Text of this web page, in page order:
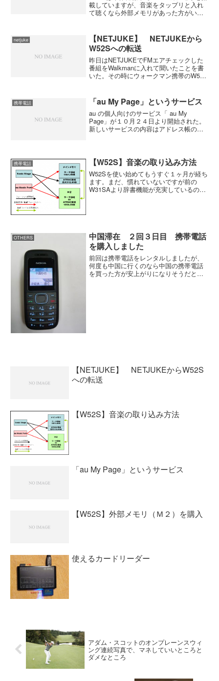
載していますが、音楽をタップリと入れ
て聴くなら外部メモリがあった方がいい
2048-A10M PRO Duoで対...
netjuke
【NETJUKE】 NETJUKEから
W52Sへの転送
昨日はNETJUKEでFMエアチェックした
番組をWalkmanに入れて聞いたことを書
いた。その時にウォークマン携帯のW52S
番組をW52Sにも入れられるのかどうかを
や...
携帯電話 「au My Page」というサービス
au の個人向けのサービス「 au My
Page」が１０月２４日より開始された。
新しいサービスの内容はアドレス帳の保
バム作成などが...
携帯電話 【W52S】音楽の取り込み方法
W52Sを使い始めてもうすぐ１ヶ月が経ち
ます。まだ、慣れていないですが前の
W31SAより辞書機能が充実しているのが
OTHERS
中国滞在 ２回３日目 携帯電話
を購入しました
前回は携帯電話をレンタルしましたが、
何度も中国に行くのなら中国の携帯電話
を買った方が安上がりになりそうだと言
【NETJUKE】 NETJUKEからW52S
への転送
【W52S】音楽の取り込み方法
「au My Page」というサービス
【W52S】外部メモリ（Ｍ２）を購入
使えるカードリーダー
アダム・スコットのオンプレーンスウィ
ング連続写真で、マネしていいところと
ダメなところ